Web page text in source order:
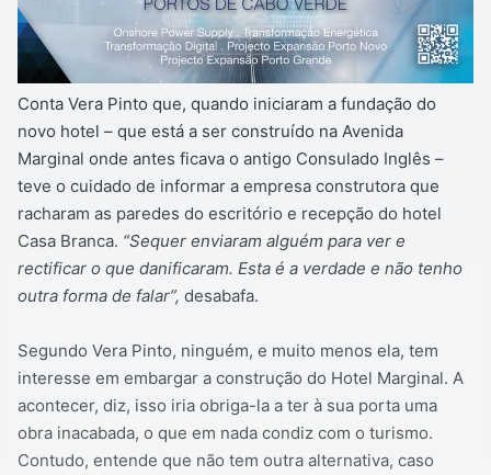
Conta Vera Pinto que, quando iniciaram a fundação do
novo hotel – que está a ser construído na Avenida
Marginal onde antes ficava o antigo Consulado Inglês –
teve o cuidado de informar a empresa construtora que
racharam as paredes do escritório e recepção do hotel
Casa Branca. “Sequer enviaram alguém para ver e
rectificar o que danificaram. Esta é a verdade e não tenho
outra forma de falar”, desabafa.
Segundo Vera Pinto, ninguém, e muito menos ela, tem
interesse em embargar a construção do Hotel Marginal. A
acontecer, diz, isso iria obriga-la a ter à sua porta uma
obra inacabada, o que em nada condiz com o turismo.
Contudo, entende que não tem outra alternativa, caso